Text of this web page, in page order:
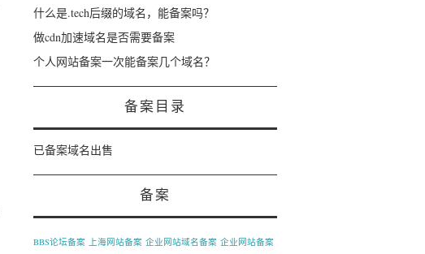
什么是.tech后缀的域名，能备案吗？
做cdn加速域名是否需要备案
个人网站备案一次能备案几个域名？
备案目录
已备案域名出售
备案
BBS论坛备案 上海网站备案 企业网站域名备案 企业网站备案